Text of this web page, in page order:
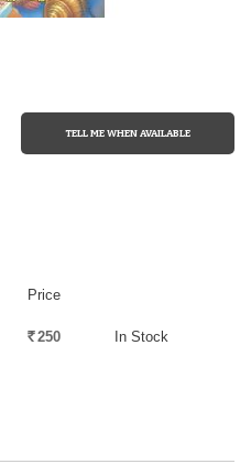
Price
Rs. 250 In Stock